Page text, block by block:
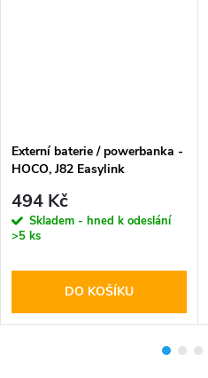
Externí baterie / powerbanka -
HOCO, J82 Easylink
494 Kč
Skladem - hned k odeslání
>5 ks
DO KOŠÍKU